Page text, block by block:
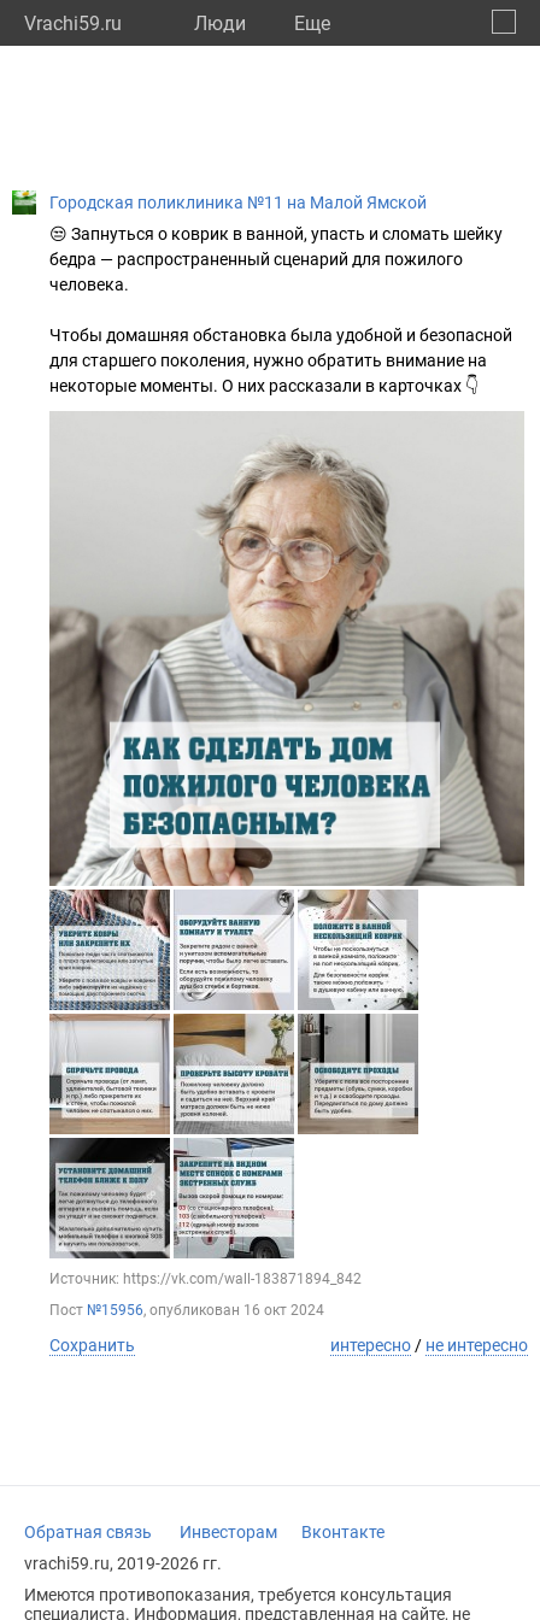
Vrachi59.ru Люди Eще
Городская поликлиника №11 на Малой Ямской
😒 Запнуться о коврик в ванной, упасть и сломать шейку
бедра — распространенный сценарий для пожилого
человека.
Чтобы домашняя обстановка была удобной и безопасной
для старшего поколения, нужно обратить внимание на
некоторые моменты. О них рассказали в карточках 👇
Источник: https://vk.com/wall-183871894_842
Пост №15956, опубликован 16 окт 2024
Сохранить интересно / не интересно
Обратная связь Инвесторам
Вконтакте
vrachi59.ru, 2019-2026 гг.
Имеются противопоказания, требуется консультация
специалиста. Информация, представленная на сайте, не